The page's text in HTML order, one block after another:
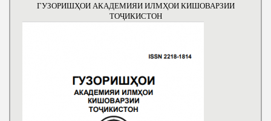
ГУЗОРИШҲОИ АКАДЕМИЯИ ИЛМҲОИ КИШОВАРЗИИ
ТОҶИКИСТОН